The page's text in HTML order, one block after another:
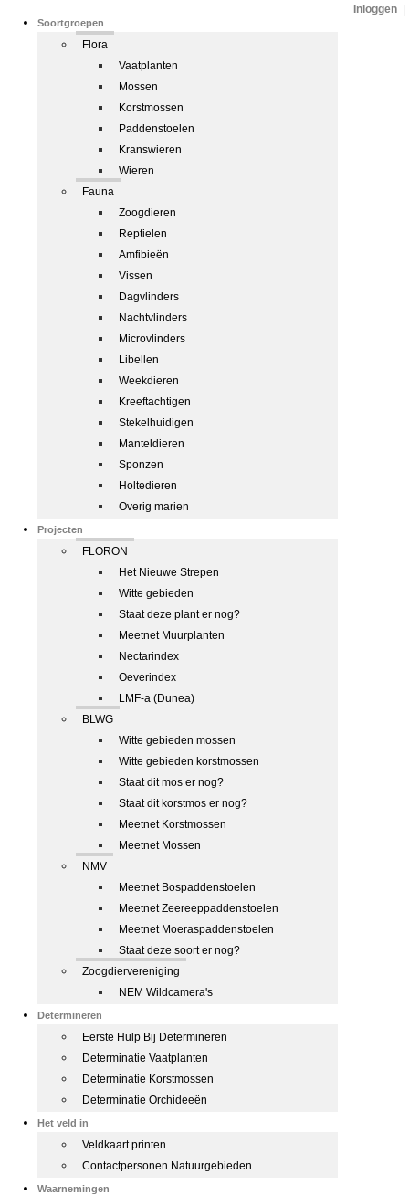
Soortgroepen
Flora
Vaatplanten
Mossen
Korstmossen
Paddenstoelen
Kranswieren
Wieren
Fauna
Zoogdieren
Reptielen
Amfibieën
Vissen
Dagvlinders
Nachtvlinders
Microvlinders
Libellen
Weekdieren
Kreeftachtigen
Stekelhuidigen
Manteldieren
Sponzen
Holtedieren
Overig marien
Projecten
FLORON
Het Nieuwe Strepen
Witte gebieden
Staat deze plant er nog?
Meetnet Muurplanten
Nectarindex
Oeverindex
LMF-a (Dunea)
BLWG
Witte gebieden mossen
Witte gebieden korstmossen
Staat dit mos er nog?
Staat dit korstmos er nog?
Meetnet Korstmossen
Meetnet Mossen
NMV
Meetnet Bospaddenstoelen
Meetnet Zeereeppaddenstoelen
Meetnet Moeraspaddenstoelen
Staat deze soort er nog?
Zoogdiervereniging
NEM Wildcamera's
Determineren
Eerste Hulp Bij Determineren
Determinatie Vaatplanten
Determinatie Korstmossen
Determinatie Orchideeën
Het veld in
Veldkaart printen
Contactpersonen Natuurgebieden
Waarnemingen
Inloggen